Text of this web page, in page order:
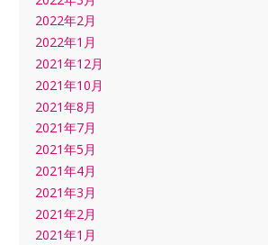
2022年2月
2022年1月
2021年12月
2021年10月
2021年8月
2021年7月
2021年5月
2021年4月
2021年3月
2021年2月
2021年1月